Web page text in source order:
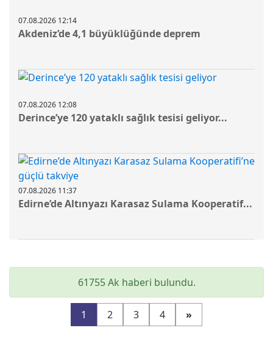
07.08.2026 12:14
Akdeniz’de 4,1 büyüklüğünde deprem
07.08.2026 12:08
Derince’ye 120 yataklı sağlık tesisi geliyor...
07.08.2026 11:37
Edirne’de Altınyazı Karasaz Sulama Kooperatif...
61755 Ak haberi bulundu.
1 2 3 4 »